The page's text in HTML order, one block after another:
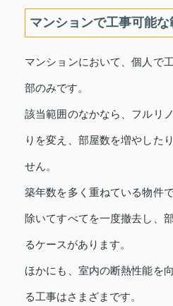
マンションで工事可能な
マンションにおいて、個人で
部のみです。
該当範囲のなかなら、フルリ
りを変え、部屋数を増やした
せん。
築年数を多く重ねている物件
除いてすべてを一度撤去し、
るケースがあります。
ほかにも、室内の断熱性能を
る工事はさまざまです。